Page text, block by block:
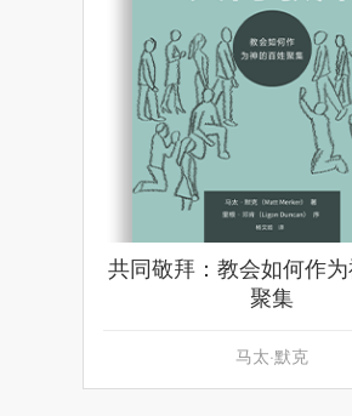
共同敬拜：教会如何作
聚集
马太·默克